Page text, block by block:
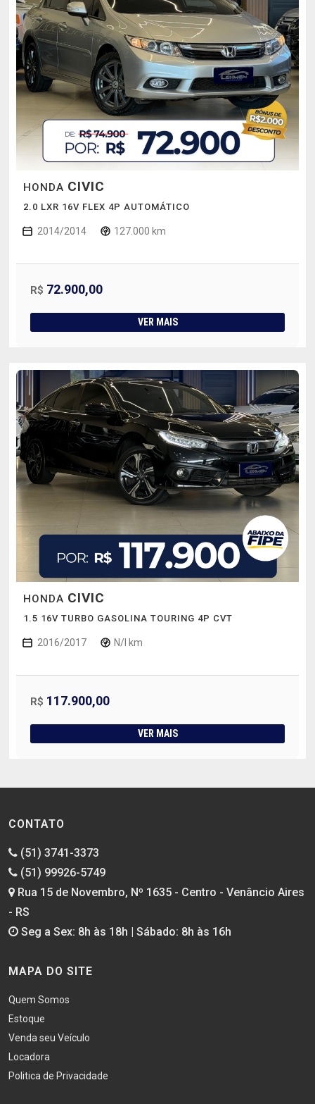
HONDA CIVIC
2.0 LXR 16V FLEX 4P AUTOMÁTICO
2014/2014 127.000 km
R$ 72.900,00
VER MAIS
HONDA CIVIC
1.5 16V TURBO GASOLINA TOURING 4P CVT
2016/2017 N/I km
R$ 117.900,00
VER MAIS
CONTATO
(51) 3741-3373
(51) 99926-5749
Rua 15 de Novembro, Nº 1635 - Centro - Venâncio Aires
- RS
Seg a Sex: 8h às 18h | Sábado: 8h às 16h
MAPA DO SITE
Quem Somos
Estoque
Venda seu Veículo
Locadora
Politica de Privacidade